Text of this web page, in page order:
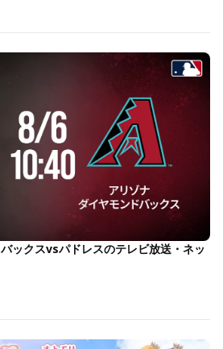
バックスvsパドレスのテレビ放送・ネッ